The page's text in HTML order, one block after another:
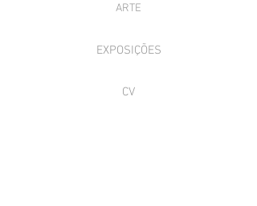
ARTE
EXPOSIÇÕES
CV